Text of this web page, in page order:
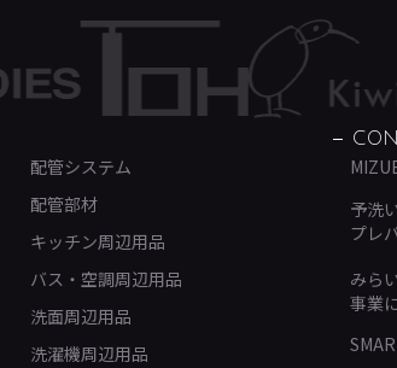
配管システム
配管部材
キッチン周辺用品
バス・空調周辺用品
洗面周辺用品
洗濯機周辺用品
予洗
プレ
みら
事業